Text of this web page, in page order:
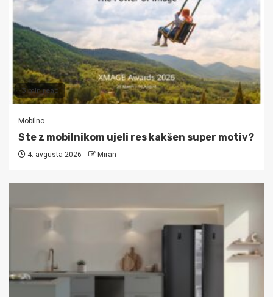
3 min read
Mobilno
Ste z mobilnikom ujeli res kakšen super motiv?
4. avgusta 2026 Miran